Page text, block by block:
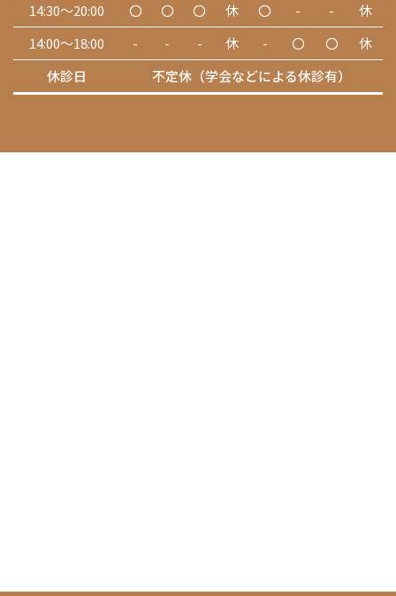
14:30～20:00
〇 〇 〇 休 〇 - -
休
14:00～18:00
- - - 休 - 〇 〇
休
休診日
不定休（学会などによる休診有）